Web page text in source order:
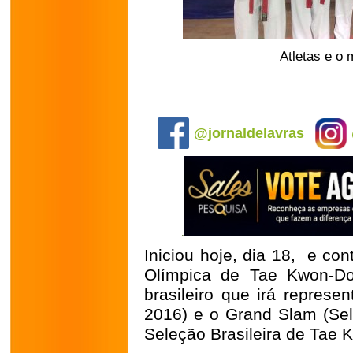
Atletas e o
@jornaldelavras
Iniciou hoje, dia 18, e
Olímpica de Tae Kwon-
brasileiro que irá
2016) e o Grand Slam
Seleção Brasileira de Tae